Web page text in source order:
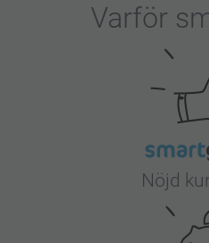
Varför
Nöjd